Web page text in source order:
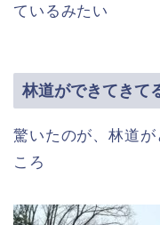
ているみたい
林道ができてきて
驚いたのが、林道
ころ